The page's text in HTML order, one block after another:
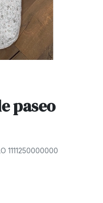
paseo
1111250000000